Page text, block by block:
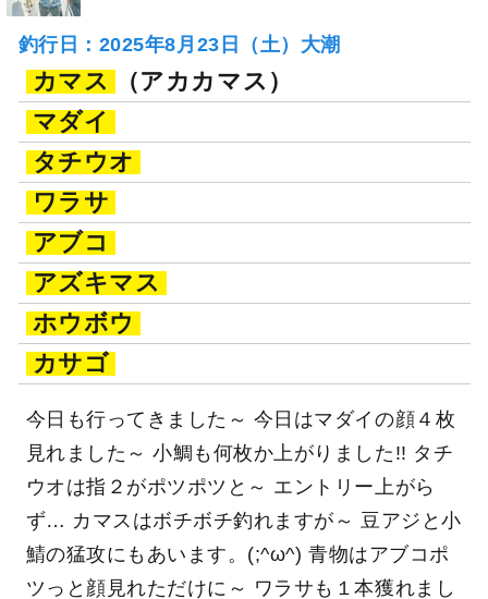
釣行日：2025年8月23日（土）大潮
カマス （アカカマス）
マダイ
タチウオ
ワラサ
アブコ
アズキマス
ホウボウ
今日も行ってきました～ 今日はマダイの顔４枚
見れました～ 小鯛も何枚か上がりました!! タチ
ウオは指２がポツポツと～ エントリー上がら
ず… カマスはボチボチ釣れますが～ 豆アジと小
鯖の猛攻にもあいます。(;^ω^) 青物はアブコポ